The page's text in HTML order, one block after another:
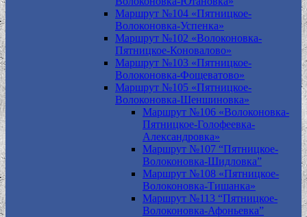
Маршрут №104 «Пятницкое-
Волоконовка-Успенка»
Маршрут №102 «Волоконовка-
Пятницкое-Коновалово»
Маршрут №103 «Пятницкое-
Волоконовка-Фощеватово»
Маршрут №105 «Пятницкое-
Волоконовка-Шеншиновка»
Маршрут №106 «Волоконовка-
Пятницкое-Голофеевка-
Александровка»
Маршрут №107 “Пятницкое-
Волоконовка-Шидловка”
Маршрут №108 «Пятницкое-
Волоконовка-Тишанка»
Маршрут №113 “Пятницкое-
Волоконовка-Афоньевка”